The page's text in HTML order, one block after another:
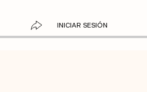
INICIAR SESIÓN